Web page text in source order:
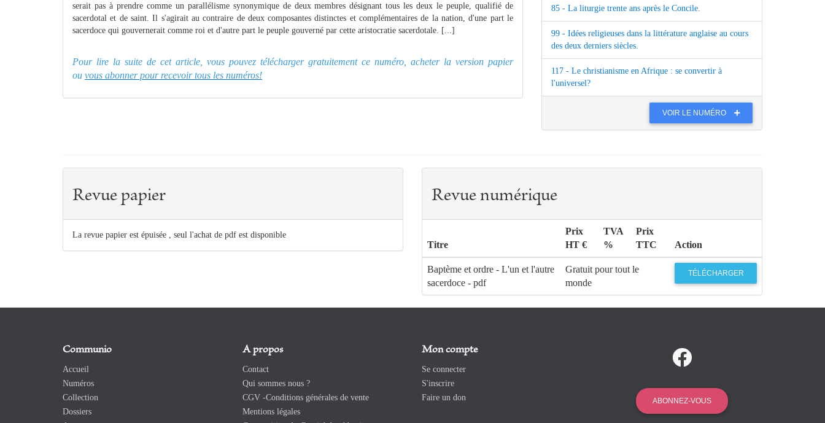
serait pas à prendre comme un parallélisme synonymique de deux membres désignant tous les deux le peuple, qualifié de
sacerdotal et de saint. Il s'agirait au contraire de deux composantes distinctes et complémentaires de la nation, d'une part le
sacerdoce qui gouvernerait comme roi et d'autre part le peuple gouverné par cette aristocratie sacerdotale. [...]
Pour lire la suite de cet article, vous pouvez télécharger gratuitement ce numéro, acheter la version papier
ou vous abonner pour recevoir tous les numéros!
85 - La liturgie trente ans après le Concile.
99 - Idées religieuses dans la littérature anglaise au cours
des deux derniers siècles.
117 - Le christianisme en Afrique : se convertir à
l'universel?
VOIR LE NUMÉRO
Revue papier
La revue papier est épuisée , seul l'achat de pdf est disponible
Revue numérique
Titre
Prix
HT €
TVA
%
Prix
TTC
Action
Baptème et ordre - L'un et l'autre
sacerdoce - pdf
Gratuit pour tout le
monde
TÉLÉCHARGER
Communio
Accueil
Numéros
Collection
Dossiers
A propos
Contact
Qui sommes nous ?
CGV -Conditions générales de vente
Mentions légales
Mon compte
Se connecter
S'inscrire
Faire un don
ABONNEZ-VOUS